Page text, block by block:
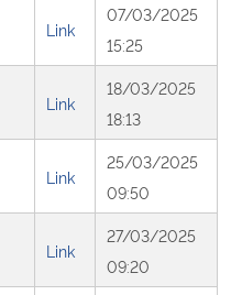
Link
07/03/2025
15:25
Link
18/03/2025
18:13
Link
25/03/2025
09:50
Link
27/03/2025
09:20